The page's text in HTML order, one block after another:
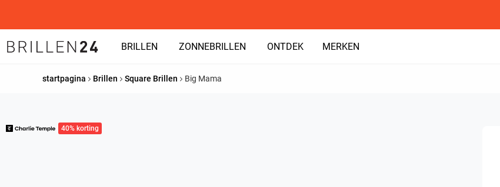
BRILLEN ZONNEBRILLEN ONTDEK MERKEN
startpagina Brillen Square Brillen Big Mama
40% korting